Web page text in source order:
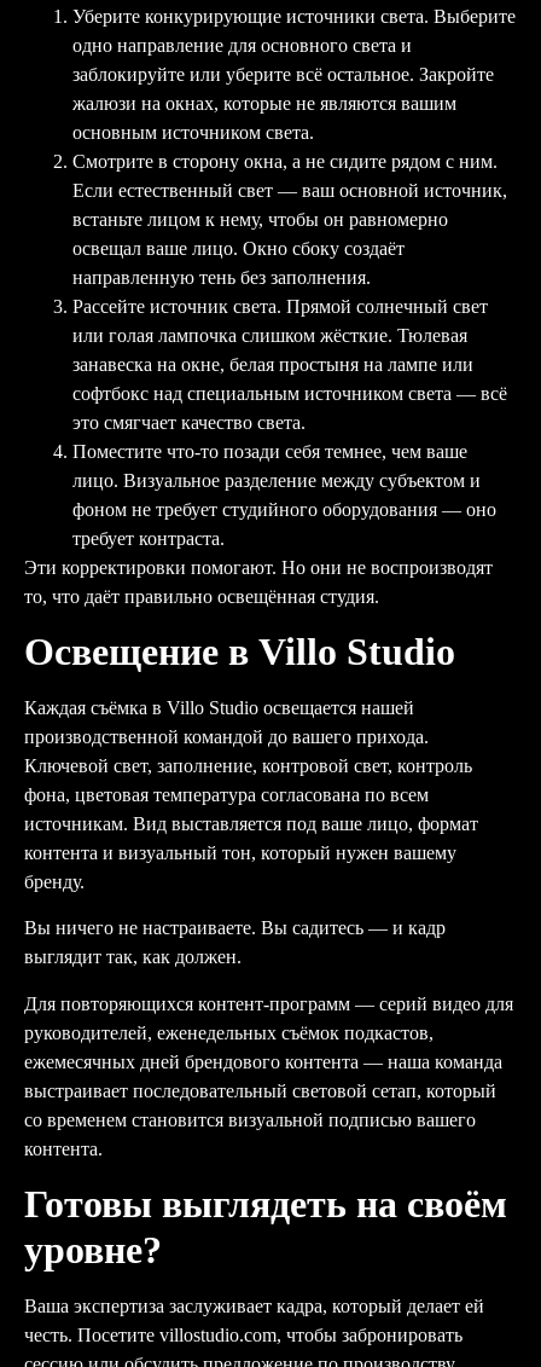
Уберите конкурирующие источники света. Выберите
одно направление для основного света и
заблокируйте или уберите всё остальное. Закройте
жалюзи на окнах, которые не являются вашим
основным источником света.
Смотрите в сторону окна, а не сидите рядом с ним.
Если естественный свет — ваш основной источник,
встаньте лицом к нему, чтобы он равномерно
освещал ваше лицо. Окно сбоку создаёт
направленную тень без заполнения.
Рассейте источник света. Прямой солнечный свет
или голая лампочка слишком жёсткие. Тюлевая
занавеска на окне, белая простыня на лампе или
софтбокс над специальным источником света — всё
это смягчает качество света.
Поместите что-то позади себя темнее, чем ваше
лицо. Визуальное разделение между субъектом и
фоном не требует студийного оборудования — оно
требует контраста.
Эти корректировки помогают. Но они не воспроизводят
то, что даёт правильно освещённая студия.
Освещение в Villo Studio
Каждая съёмка в Villo Studio освещается нашей
производственной командой до вашего прихода.
Ключевой свет, заполнение, контровой свет, контроль
фона, цветовая температура согласована по всем
источникам. Вид выставляется под ваше лицо, формат
контента и визуальный тон, который нужен вашему
бренду.
Вы ничего не настраиваете. Вы садитесь — и кадр
выглядит так, как должен.
Для повторяющихся контент-программ — серий видео для
руководителей, еженедельных съёмок подкастов,
ежемесячных дней брендового контента — наша команда
выстраивает последовательный световой сетап, который
со временем становится визуальной подписью вашего
контента.
Готовы выглядеть на своём
уровне?
Ваша экспертиза заслуживает кадра, который делает ей
честь. Посетите villostudio.com, чтобы забронировать